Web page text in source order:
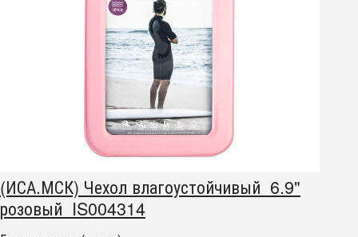
(ИСА.МСК) Чехол влагоустойчивый 6.9"
розовый IS004314